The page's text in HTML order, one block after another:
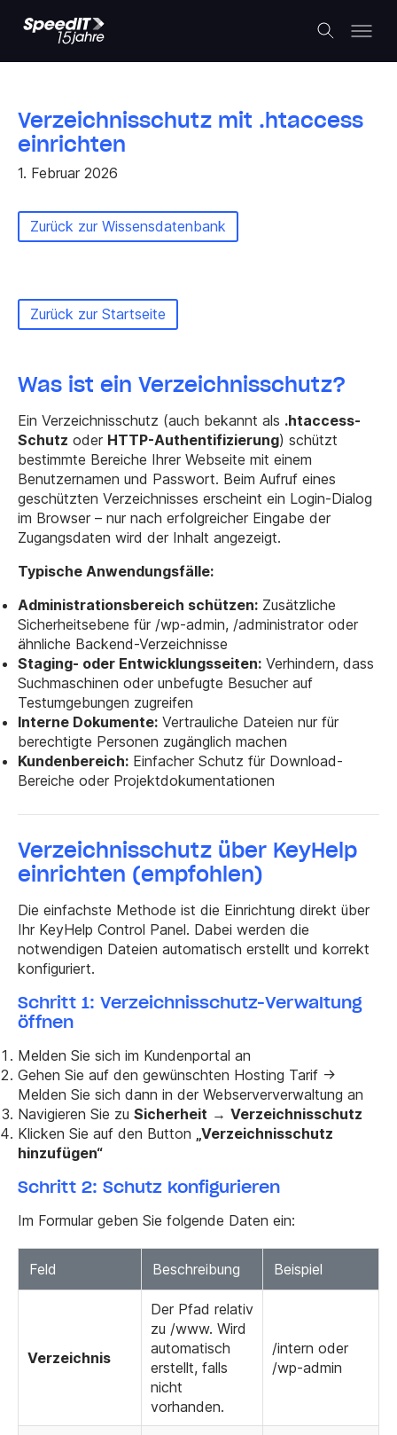
Verzeichnisschutz mit .htaccess
einrichten
1. Februar 2026
Zurück zur Wissensdatenbank
Zurück zur Startseite
Was ist ein Verzeichnisschutz?
Ein Verzeichnisschutz (auch bekannt als .htaccess-
Schutz oder HTTP-Authentifizierung) schützt
bestimmte Bereiche Ihrer Webseite mit einem
Benutzernamen und Passwort. Beim Aufruf eines
geschützten Verzeichnisses erscheint ein Login-Dialog
im Browser – nur nach erfolgreicher Eingabe der
Zugangsdaten wird der Inhalt angezeigt.
Typische Anwendungsfälle:
Administrationsbereich schützen: Zusätzliche
Sicherheitsebene für /wp-admin, /administrator oder
ähnliche Backend-Verzeichnisse
Staging- oder Entwicklungsseiten: Verhindern, dass
Suchmaschinen oder unbefugte Besucher auf
Testumgebungen zugreifen
Interne Dokumente: Vertrauliche Dateien nur für
berechtigte Personen zugänglich machen
Kundenbereich: Einfacher Schutz für Download-
Bereiche oder Projektdokumentationen
Verzeichnisschutz über KeyHelp
einrichten (empfohlen)
Die einfachste Methode ist die Einrichtung direkt über
Ihr KeyHelp Control Panel. Dabei werden die
notwendigen Dateien automatisch erstellt und korrekt
konfiguriert.
Schritt 1: Verzeichnisschutz-Verwaltung
öffnen
Melden Sie sich im Kundenportal an
Gehen Sie auf den gewünschten Hosting Tarif ->
Melden Sie sich dann in der Webserververwaltung an
Navigieren Sie zu Sicherheit → Verzeichnisschutz
Klicken Sie auf den Button „Verzeichnisschutz
hinzufügen“
Schritt 2: Schutz konfigurieren
Im Formular geben Sie folgende Daten ein:
Feld Beschreibung Beispiel
Verzeichnis
Der Pfad relativ
zu /www. Wird
automatisch
erstellt, falls
nicht
vorhanden.
/intern oder
/wp-admin